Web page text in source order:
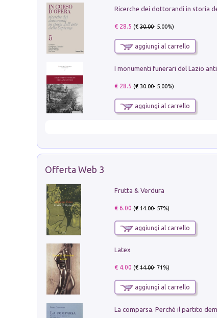
€ 28.5 (€30.00- 5.00%)
aggiungi al carrello
€ 28.5 (€30.00- 5.00%)
aggiungi al carrello
Offerta Web 3
Frutta & Verdura
€ 6.00 (€14.00- 57%)
aggiungi al carrello
Latex
€ 4.00 (€14.00- 71%)
aggiungi al carrello